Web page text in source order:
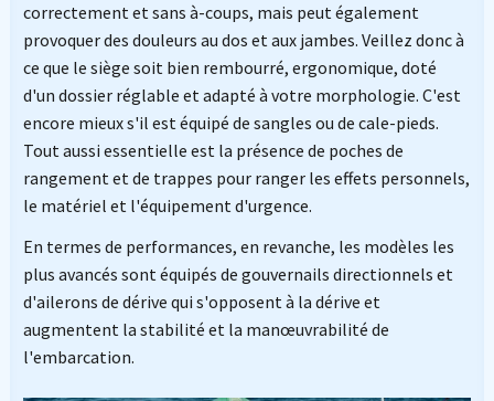
correctement et sans à-coups, mais peut également
provoquer des douleurs au dos et aux jambes. Veillez donc à
ce que le siège soit bien rembourré, ergonomique, doté
d'un dossier réglable et adapté à votre morphologie. C'est
encore mieux s'il est équipé de sangles ou de cale-pieds.
Tout aussi essentielle est la présence de poches de
rangement et de trappes pour ranger les effets personnels,
le matériel et l'équipement d'urgence.
En termes de performances, en revanche, les modèles les
plus avancés sont équipés de gouvernails directionnels et
d'ailerons de dérive qui s'opposent à la dérive et
augmentent la stabilité et la manœuvrabilité de
l'embarcation.